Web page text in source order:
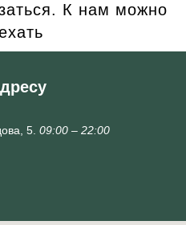
К нам можно
5. 09:00 – 22:00